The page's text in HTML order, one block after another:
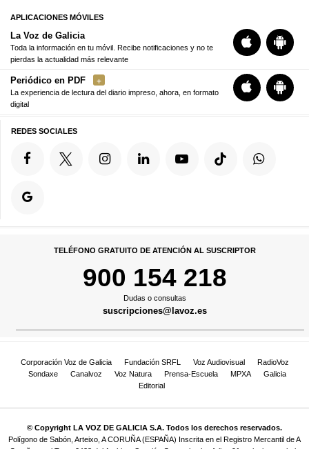
APLICACIONES MÓVILES
La Voz de Galicia
Toda la información en tu móvil. Recibe notificaciones y no te
pierdas la actualidad más relevante
Periódico en PDF
La experiencia de lectura del diario impreso, ahora, en formato
digital
REDES SOCIALES
TELÉFONO GRATUITO DE ATENCIÓN AL SUSCRIPTOR
900 154 218
Dudas o consultas
suscripciones@lavoz.es
Corporación Voz de Galicia Fundación SRFL Voz Audiovisual
RadioVoz
Sondaxe
Canalvoz Voz Natura Prensa-Escuela MPXA
Galicia
Editorial
© Copyright LA VOZ DE GALICIA S.A. Todos los derechos reservados.
Polígono de Sabón, Arteixo, A CORUÑA (ESPAÑA) Inscrita en el Registro Mercantil de A